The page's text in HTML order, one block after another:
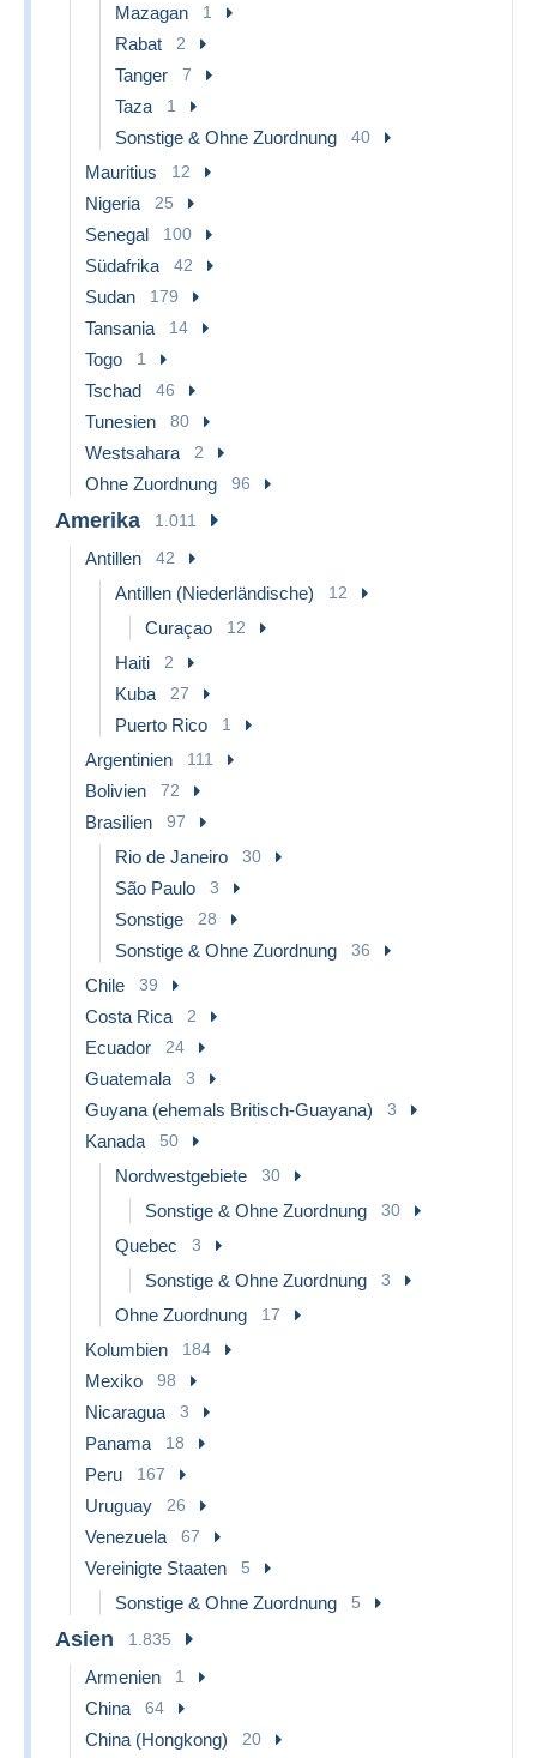
Mazagan 1
Rabat 2
Tanger 7
Taza 1
Sonstige & Ohne Zuordnung 40
Mauritius 12
Nigeria 25
Senegal 100
Südafrika 42
Sudan 179
Tansania 14
Togo 1
Tschad 46
Tunesien 80
Westsahara 2
Ohne Zuordnung 96
Amerika 1.011
Antillen 42
Antillen (Niederländische) 12
Curaçao 12
Haiti 2
Kuba 27
Puerto Rico 1
Argentinien 111
Bolivien 72
Brasilien 97
Rio de Janeiro 30
São Paulo 3
Sonstige 28
Sonstige & Ohne Zuordnung 36
Chile 39
Costa Rica 2
Ecuador 24
Guatemala 3
Guyana (ehemals Britisch-Guayana) 3
Kanada 50
Nordwestgebiete 30
Sonstige & Ohne Zuordnung 30
Quebec 3
Sonstige & Ohne Zuordnung 3
Ohne Zuordnung 17
Kolumbien 184
Mexiko 98
Nicaragua 3
Panama 18
Peru 167
Uruguay 26
Venezuela 67
Vereinigte Staaten 5
Sonstige & Ohne Zuordnung 5
Asien 1.835
Armenien 1
China 64
China (Hongkong) 20